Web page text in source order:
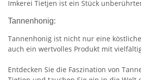
Imkerei Tietjen ist ein Stück
Tannenhonig:
Tannenhonig ist nicht nur eine
auch ein wertvolles Produkt mit
Entdecken Sie die Faszination von